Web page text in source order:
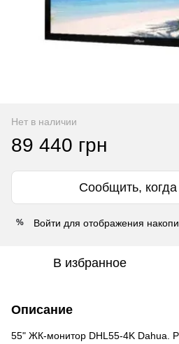
Нет в наличии
89 440 грн
Сообщить, когда
% Войти для отображения
В избранное
Описание
55" ЖК-монитор DHL55-4K Dahua.